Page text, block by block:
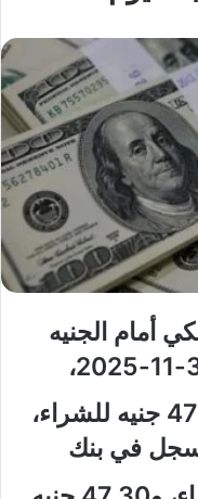
أمام الجنيه
بالبنك المركزى على، 47.16 جنيه للشراء،